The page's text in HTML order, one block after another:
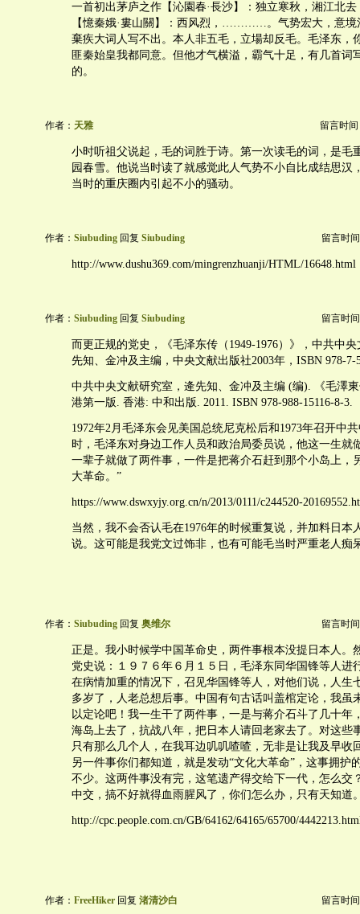
一首初出茅庐之作【沁園春·長沙】：独立寒秋，湘江
【憶秦娥·婁山關】：西风烈，…………。气势宏大，意境
棄疾大词人写不出。本人非五毛，立場却反毛。毛泽东，
匪秦始皇我都同意。但他才气横溢，霸气十足，有几首词
的。
作者： 天雅 留言时间
小时听祖父说起，毛的词胜于诗。第一次读毛的词，是毛
园春雪。他说当时读了就感觉此人气势不小自比成结思汉
当时的重庆圈内引起不小的骚动。
作者： Siubuding 回复 Siubuding 留言时
http://www.dushu369.com/mingrenzhuanji/HTML/16648.html
作者： Siubuding 回复 Siubuding 留言时
而更正规的党史，《毛泽东传（1949-1976）》，中共中
先知、金冲及主编，中央文献出版社2003年，ISBN 978-7-
中共中央文献研究室，逄先知、金冲及主编 (编). 《毛澤
港第一版. 香港: 中和出版. 2011. ISBN 978-988-15116-8-3.
1972年2月毛泽东会见美国总统尼克松后和1973年召开中
时，毛泽东对身边工作人员和政治局委员说，他这一生就
一辈子就做了两件事，一件是把蒋介石赶到那个小岛上，
大革命。”
https://www.dswxyjy.org.cn/n/2013/0111/c244520-
当然，我不会否认毛在1976年的时候重复说，并加料日本
说。这可能是我党文过饰非，也有可能毛当时严重老人痴
作者： Siubuding 回复 奥维尔 留言时
正是。我小时候学中国革命史，两件事根本没提日本人。
党史说：１９７６年６月１５日，毛泽东同华国锋等人进
在病情加重的情况下，召见华国锋等人，对他们说，人生
多岁了，人老总想后事。中国有句古话叫盖棺定论，我虽
以定论吧！我一生干了两件事，一是与蒋介石斗了几十年
海岛上去了，抗战八年，把日本人请回老家去了。对这些
只有那么几个人，在我耳边叽叽喳喳，无非是让我及早收
另一件事你们都知道，就是发动“文化大革命”，这事拥护
不少。这两件事没有完，这笔遗产得交给下一代，怎么交
中交，搞不好就得血雨腥风了，你们怎么办，只有天知道
http://cpc.people.com.cn/GB/64162/64165/65700/
作者： FreeHiker 回复 渚清沙白 留言时